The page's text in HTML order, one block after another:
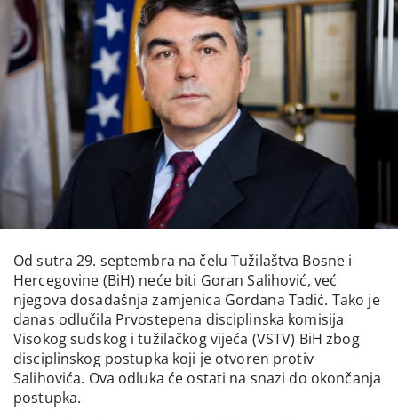
Od sutra 29. septembra na čelu Tužilaštva Bosne i
Hercegovine (BiH) neće biti Goran Salihović, već
njegova dosadašnja zamjenica Gordana Tadić. Tako je
danas odlučila Prvostepena disciplinska komisija
Visokog sudskog i tužilačkog vijeća (VSTV) BiH zbog
disciplinskog postupka koji je otvoren protiv
Salihovića. Ova odluka će ostati na snazi do okončanja
postupka.